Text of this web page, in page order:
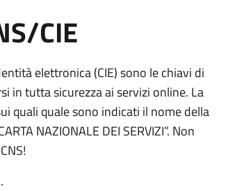
CIE
elettronica (CIE) sono le chiavi di
in tutta sicurezza ai servizi online. La
quali quale sono indicati il nome della
NAZIONALE DEI SERVIZI”. Non